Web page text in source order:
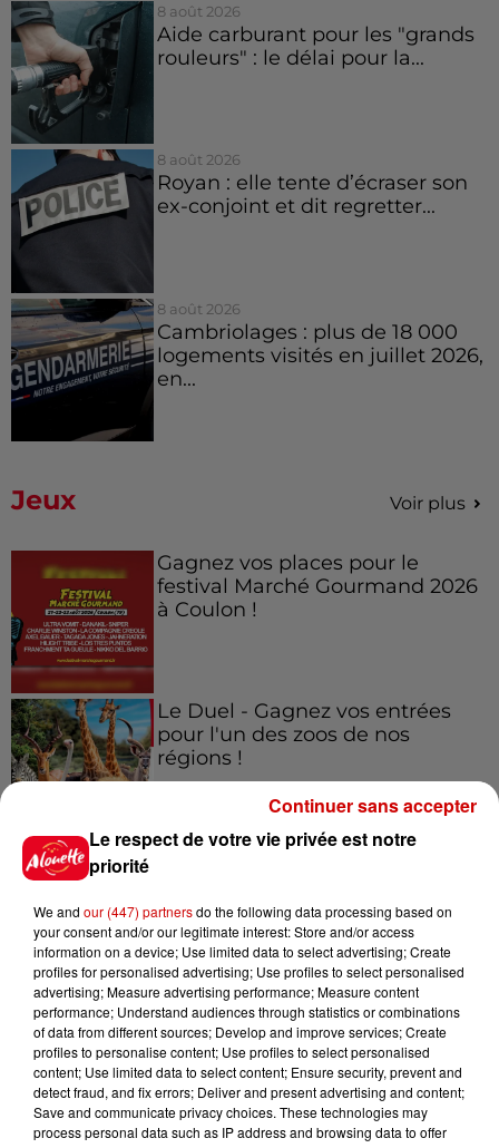
8 août 2026
Aide carburant pour les "grands
rouleurs" : le délai pour la...
8 août 2026
Royan : elle tente d’écraser son
ex-conjoint et dit regretter...
8 août 2026
Cambriolages : plus de 18 000
logements visités en juillet 2026,
en...
Jeux Voir plus
Gagnez vos places pour le
festival Marché Gourmand 2026
à Coulon !
Le Duel - Gagnez vos entrées
pour l'un des zoos de nos
régions !
de la...
Destination Vacances : inscrivez-
vous !
Le respect de votre vie privée est notre
priorité
We and our (447) partnersdo the following data processing based on
your consent and/or our legitimate interest: Store and/or access
information on a device; Use limited data to select advertising; Create
profiles for personalised advertising; Use profiles to select personalised
advertising; Measure advertising performance; Measure content
performance; Understand audiences through statistics or combinations
of data from different sources; Develop and improve services; Create
profiles to personalise content; Use profiles to select personalised
content; Use limited data to select content; Ensure security, prevent and
detect fraud, and fix errors; Deliver and present advertising and content;
Save and communicate privacy choices. These technologies may
process personal data such as IP address and browsing data to offer
Continuer sans accepter